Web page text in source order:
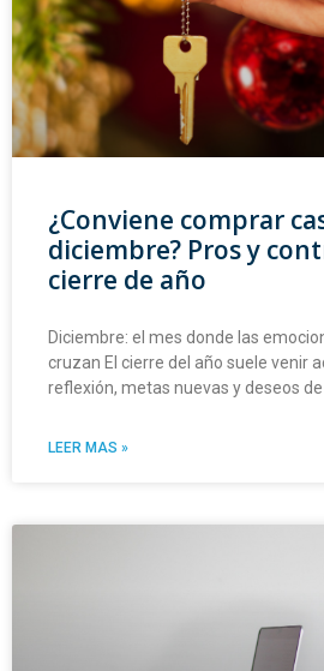
¿Conviene comprar
diciembre? Pros y
cierre de año
Diciembre: el mes donde las
cruzan El cierre del año suele venir
reflexión, metas nuevas y deseos de
LEER MAS »